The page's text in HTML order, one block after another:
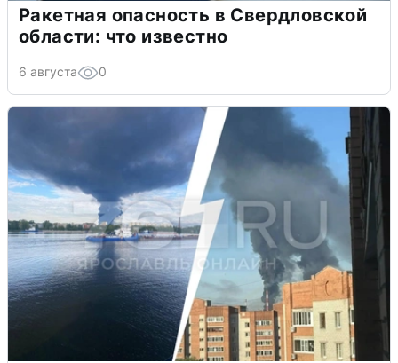
Ракетная опасность в Свердловской
области: что известно
6 августа 0